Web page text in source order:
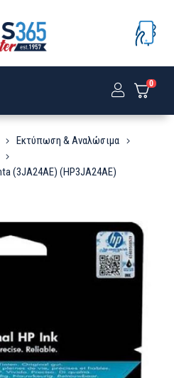
0
Εκτύπωση & Αναλώσιμα
(3JA24AE) (HP3JA24AE)